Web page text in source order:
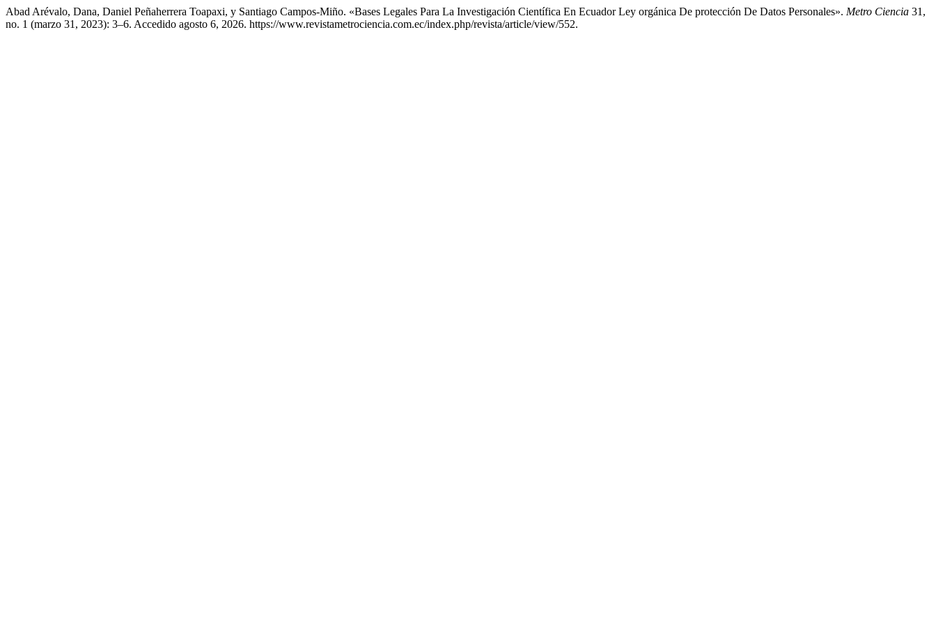
Abad Arévalo, Dana, Daniel Peñaherrera Toapaxi, y Santiago Campos-Miño. «Bases Legales Para La Investigación Científica En Ecuador Ley orgánica De protección De Datos Personales». Metro Ciencia 31,
no. 1 (marzo 31, 2023): 3–6. Accedido agosto 6, 2026. https://www.revistametrociencia.com.ec/index.php/revista/article/view/552.